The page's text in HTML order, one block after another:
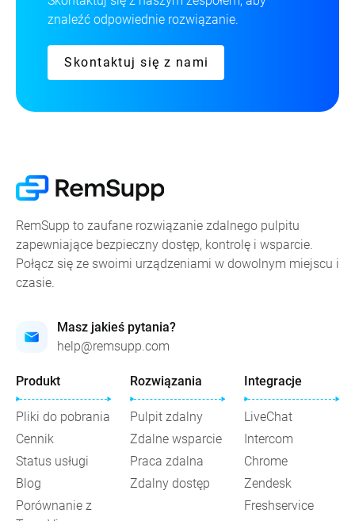
znaleźć odpowiednie rozwiązanie.
Skontaktuj się z nami
RemSupp to zaufane rozwiązanie zdalnego pulpitu
zapewniające bezpieczny dostęp, kontrolę i wsparcie.
Połącz się ze swoimi urządzeniami w dowolnym miejscu i
czasie.
Masz jakieś pytania?
help@remsupp.com
Produkt
Pliki do pobrania
Cennik
Status usługi
Blog
Porównanie z
Rozwiązania
Pulpit zdalny
Zdalne wsparcie
Praca zdalna
Zdalny dostęp
Integracje
LiveChat
Intercom
Chrome
Zendesk
Freshservice